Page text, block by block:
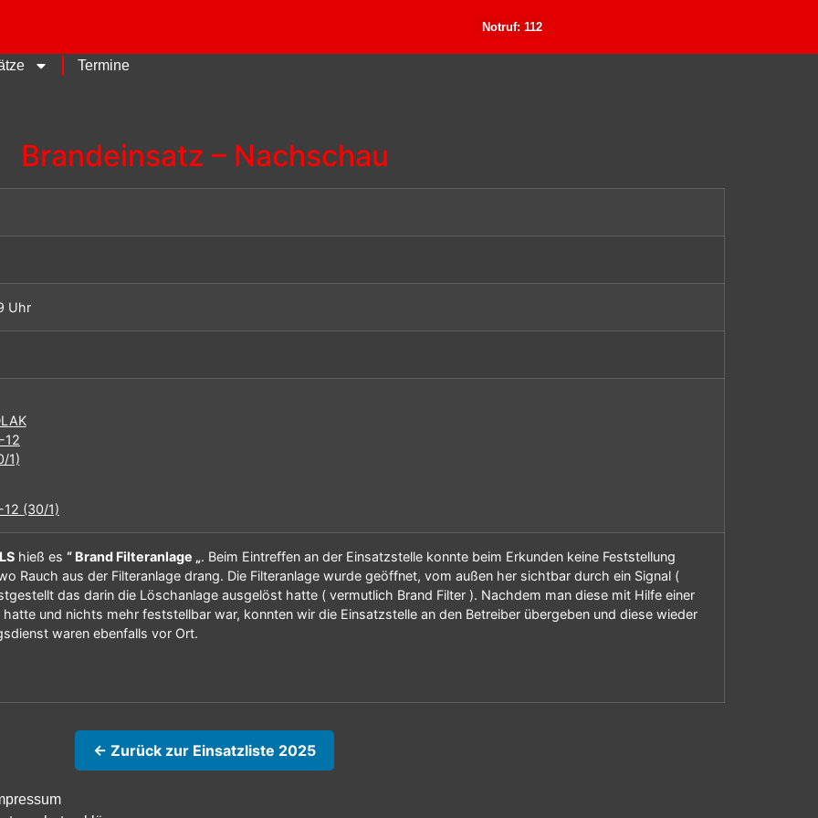
Notruf: 112
Termine
Brandeinsatz – Nachschau
Uhr
12 (30/1)
hieß es “ Brand Filteranlage „. Beim Eintreffen an der Einsatzstelle konnte beim Erkunden keine Feststellung
Rauch aus der Filteranlage drang. Die Filteranlage wurde geöffnet, vom außen her sichtbar durch ein Signal (
das darin die Löschanlage ausgelöst hatte ( vermutlich Brand Filter ). Nachdem man diese mit Hilfe einer
und nichts mehr feststellbar war, konnten wir die Einsatzstelle an den Betreiber übergeben und diese wieder
waren ebenfalls vor Ort.
← Zurück zur Einsatzliste 2025